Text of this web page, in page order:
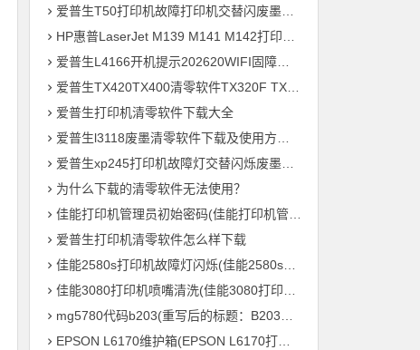
爱普生T50打印机故障打印机交替闪废墨清零软件下载教程
HP惠普LaserJet M139 M141 M142打印机屏幕显示电脑上识别机器型号为3020
爱普生L4166开机提示202620WIFI固障维修教程
爱普生TX420TX400清零软件TX320F TX700w打印机废墨收集垫满
爱普生打印机清零软件下载大全
爱普生l3118废墨清零软件下载及使用方法教程
爱普生xp245打印机故障灯交替闪烁废墨清零软件下载及使用方法教程
为什么下载的清零软件无法使用？
佳能打印机管理员初始密码(佳能打印机管理员默认密码是什么？)
爱普生打印机清零软件怎么样下载
佳能2580s打印机故障灯闪烁(佳能2580s打印机故障灯频繁闪烁怎么办？)
佳能3080打印机喷嘴清洗(佳能3080打印机喷头清理方法)
mg5780代码b203(重写后的标题：B203毛绒鸟打印机 – MG5780系列的新成员)
EPSON L6170维护箱(EPSON L6170打印机维护盒的重要性)